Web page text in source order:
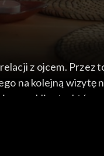
z ojcem.
na kolejną wizytę
klienta, który